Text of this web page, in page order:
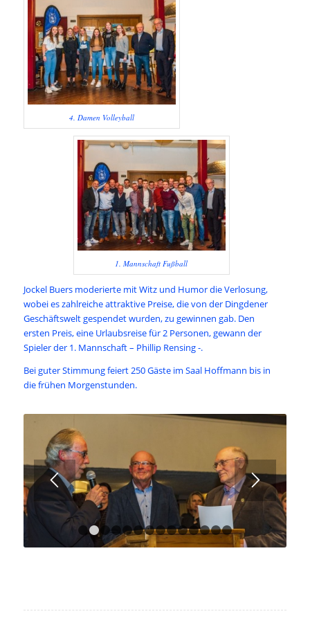
4. Damen Volleyball
1. Mannschaft Fußball
Jockel Buers moderierte mit Witz und Humor die Verlosung,
wobei es zahlreiche attraktive Preise, die von der Dingdener
Geschäftswelt gespendet wurden, zu gewinnen gab. Den
ersten Preis, eine Urlaubsreise für 2 Personen, gewann der
Spieler der 1. Mannschaft – Phillip Rensing -.
Bei guter Stimmung feiert 250 Gäste im Saal Hoffmann bis in
die frühen Morgenstunden.
1 2 3 4 5 6 7 8 9 10111213